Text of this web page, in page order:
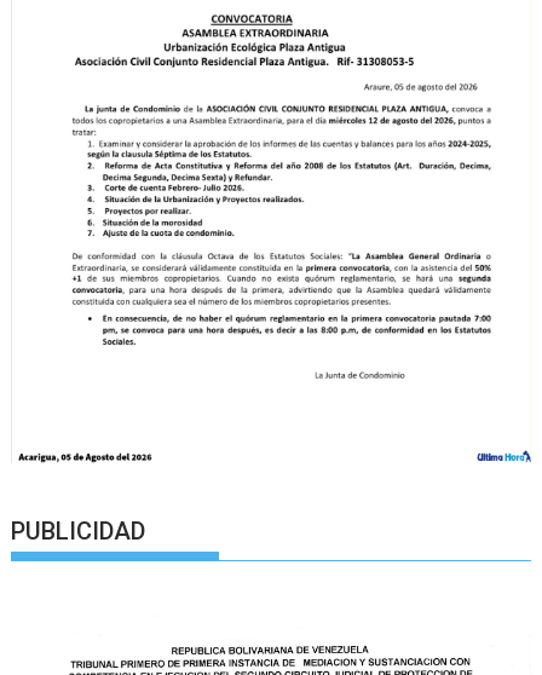
PUBLICIDAD